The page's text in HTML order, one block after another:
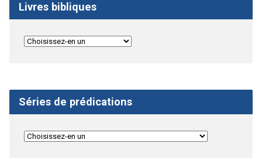
Livres bibliques
Séries de prédications